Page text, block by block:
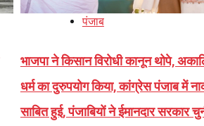
पंजाब
भाजपा ने किसान विरोधी कानून थोपे,
धर्म का दुरुपयोग किया, कांग्रेस पंजाब में
साबित हुई, पंजाबियों ने ईमानदार सरकार